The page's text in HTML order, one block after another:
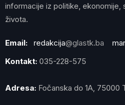
informacije iz politike, ekonomije,
života.
Email: redakcija@glastk.ba
Kontakt: 035-228-575
Adresa: Fočanska do 1A, 75000